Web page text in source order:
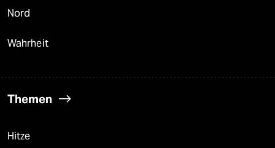
veranstaltungen
unterstützen
abo
genossenschaft
Nord
Wahrheit
Themen
Hitze